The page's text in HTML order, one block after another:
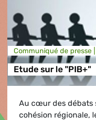
Communiqué de presse |
Etude sur le "PIB+"
Au cœur des débats
cohésion régionale,